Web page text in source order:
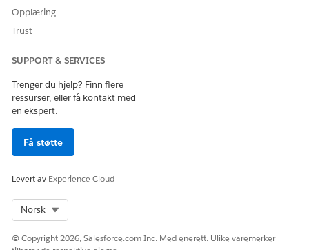
versjoner. Hold katalogen oppdatert for å bruke de nyeste
API-ene, inkludert deres tilknyttede handlinger.
operasjoner som handlinger, bruker du dem i agenter,
flyter og Apex.
Distribuere API-katalogdata med endringssett
Når du har opprettet, testet og feilsøkt API-
katalogkonfigurasjonen i en Sandbox-organisasjon, bruker
avhengigheter, som oppføringer i eksterne tjenester og
distribuere.
Opplæring
Trust
SUPPORT & SERVICES
Trenger du hjelp? Finn flere
ressurser, eller få kontakt med
en ekspert.
Få støtte
Levert av Experience Cloud
Norsk
© Copyright 2026, Salesforce.com Inc. Med enerett. Ulike varemerker